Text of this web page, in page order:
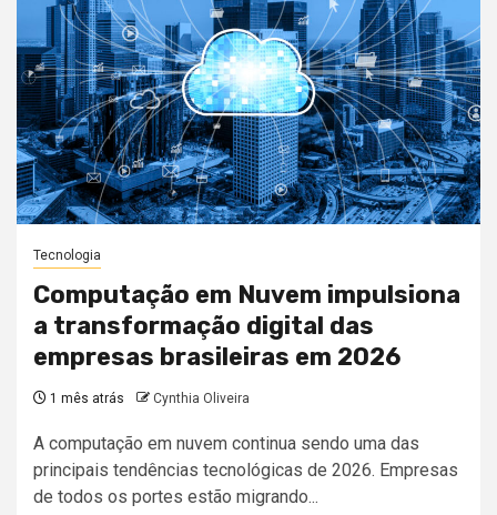
Tecnologia
Computação em Nuvem impulsiona
a transformação digital das
empresas brasileiras em 2026
1 mês atrás Cynthia Oliveira
A computação em nuvem continua sendo uma das
principais tendências tecnológicas de 2026. Empresas
de todos os portes estão migrando...